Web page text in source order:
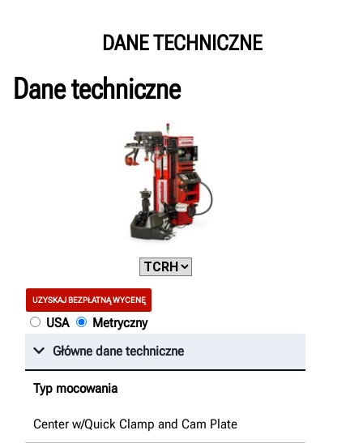
DANE TECHNICZNE
Dane techniczne
UZYSKAJ BEZPŁATNĄ WYCENĘ
USA
Metryczny
Główne dane techniczne
Typ mocowania
Center w/Quick Clamp and Cam Plate